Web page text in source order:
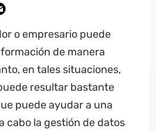
o empresario puede
de manera
en tales situaciones,
resultar bastante
puede ayudar a una
cabo la gestión de datos